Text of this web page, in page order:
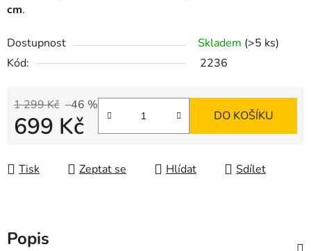
cm.
Dostupnost Skladem (>5 ks)
Kód:
2236
1 299 Kč –46 %
699 Kč DO KOŠÍKU
Tisk Zeptat se Hlídat Sdílet
Popis